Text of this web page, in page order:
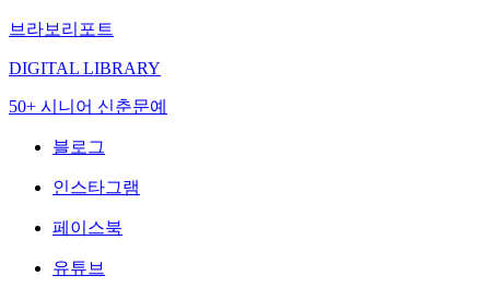
브라보리포트
DIGITAL LIBRARY
50+ 시니어 신춘문예
블로그
인스타그램
페이스북
유튜브